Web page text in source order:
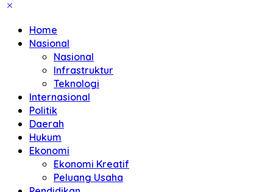
Home
Nasional
Nasional
Infrastruktur
Teknologi
Internasional
Politik
Daerah
Hukum
Ekonomi
Ekonomi Kreatif
Peluang Usaha